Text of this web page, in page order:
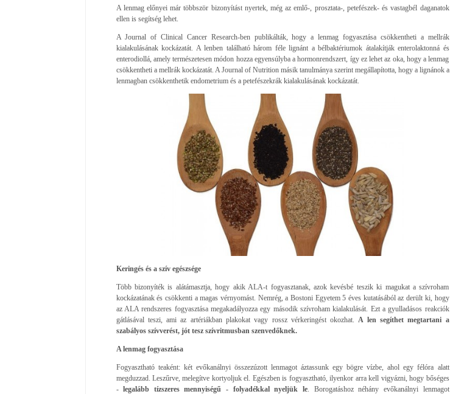
A lenmag előnyei már többször bizonyítást nyertek, még az emlő-, prosztata-, petefészek- és vastagbél daganatok
ellen is segítség lehet.
A Journal of Clinical Cancer Research-ben publikálták, hogy a lenmag fogyasztása csökkentheti a mellrák
kialakulásának kockázatát. A lenben található három féle lignánt a bélbaktériumok átalakítják enterolaktonná és
enterodiollá, amely természetesen módon hozza egyensúlyba a hormonrendszert, így ez lehet az oka, hogy a lenmag
csökkentheti a mellrák kockázatát. A Journal of Nutrition másik tanulmánya szerint megállapította, hogy a lignánok a
lenmagban csökkenthetik endometrium és a petefészekrák kialakulásának kockázatát.
Keringés és a szív egészsége
Több bizonyíték is alátámasztja, hogy akik ALA-t fogyasztanak, azok kevésbé teszik ki magukat a szívroham
kockázatának és csökkenti a magas vérnyomást. Nemrég, a Bostoni Egyetem 5 éves kutatásából az derült ki, hogy
az ALA rendszeres fogyasztása megakadályozza egy második szívroham kialakulását. Ezt a gyulladásos reakciók
gátlásával teszi, ami az artériákban plakokat vagy rossz vérkeringést okozhat. A len segíthet megtartani a
szabályos szívverést, jót tesz szívritmusban szenvedőknek.
A lenmag fogyasztása
Fogyasztható teaként: két evőkanálnyi összezúzott lenmagot áztassunk egy bögre vízbe, ahol egy félóra alatt
megduzzad. Leszűrve, melegítve kortyoljuk el. Egészben is fogyasztható, ilyenkor arra kell vigyázni, hogy bőséges
-legalább tízszeres mennyiségű - folyadékkal nyeljük le. Borogatáshoz néhány evőkanálnyi lenmagot